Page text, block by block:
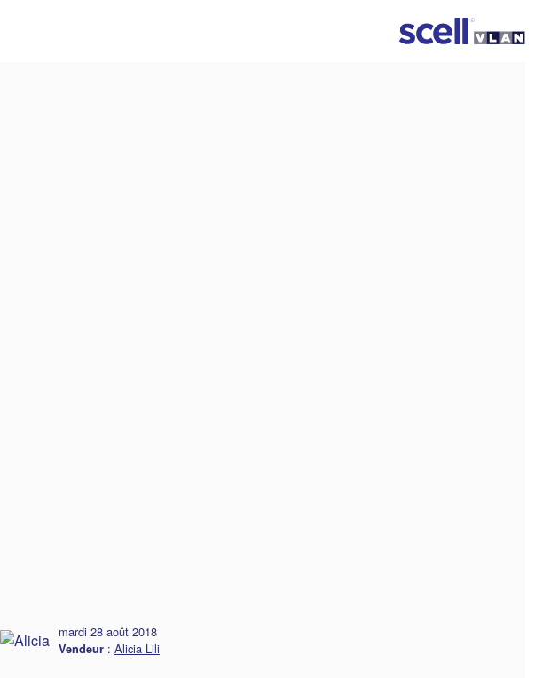
mardi 28 août 2018
Vendeur : Alicia Lili